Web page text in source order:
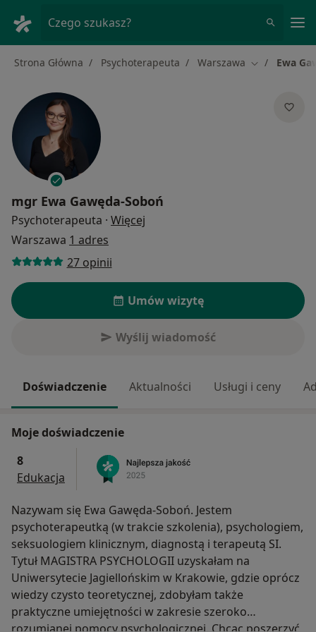
Czego szukasz?
Strona Główna Psychoterapeuta Warszawa Zmień miasto
Ewa
mgr Ewa Gawęda-Soboń
Psychoterapeuta · Więcej
Warszawa 1 adres
27 opinii
Umów wizytę
Wyślij wiadomość
Doświadczenie Aktualności Usługi i ceny
Moje doświadczenie
8
Edukacja
Nazywam się Ewa Gawęda-Soboń. Jestem
psychoterapeutką (w trakcie szkolenia), psychologiem,
seksuologiem klinicznym, diagnostą i terapeutą SI.
Tytuł MAGISTRA PSYCHOLOGII uzyskałam na
Uniwersytecie Jagiellońskim w Krakowie, gdzie oprócz
wiedzy czysto teoretycznej, zdobyłam także
praktyczne umiejętności w zakresie szeroko
rozumianej pomocy psychologicznej. Chcąc poszerzyć